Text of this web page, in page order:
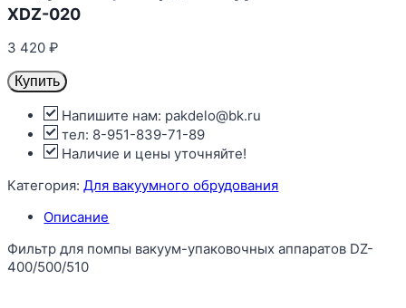
XDZ-020
3 420₽
Купить
Напишите нам: pakdelo@bk.ru
тел: 8-951-839-71-89
Наличие и цены уточняйте!
Категория:Для вакуумного обрудования
Описание
Фильтр для помпы вакуум-упаковочных аппаратов DZ-
400/500/510